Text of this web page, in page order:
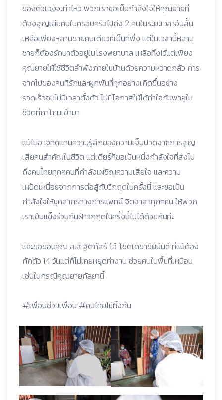
ของตัวเองจะทำไหว พวกเราขอเป็นกำลังใจให้คุณยายที่
ต้องสูญเสียคนในครอบครัวไปถึง 2 คนในระยะเวลาอันสั้น
เหลือเพียงหลานชายคนเดียวที่เป็นที่พึ่ง แต่ในเวลานี้หลาน
ชายก็ต้องรักษาตัวอยู่ในโรงพยาบาล เหลือทิ้งไว้แต่เพียง
คุณยายให้ใช้ชีวิตลำพังภายในบ้านด้วยความหวาดกลัว การ
จากไปของคนที่รักและผูกพันที่ทุกอย่างเกิดขึ้นอย่าง
รวดเร็วจนไม่มีเวลาตั้งตัว ไม่มีโอกาสให้ได้ทำใจกับพายุใน
ชีวิตที่ถาโถมเข้ามา
แม้ไม่อาจทดแทนความรู้สึกของความเจ็บปวดจากการสูญ
เสียคนสำคัญในชีวิต แต่เดียร์ก็ขอเป็นหนึ่งกำลังใจที่ส่งไป
ถึงคนไทยทุกๆคนที่กำลังเผชิญความเสียใจ และความ
เหน็ดเหนื่อยจากการต่อสู้กับวิกฤตในครั้งนี้ และขอเป็น
กำลังใจให้บุคลากรทางการแพทย์ จิตอาสาทุกๆคน ให้พวก
เราเข้มแข็งร่วมกันฝ่าวิกฤตในครั้งนี้ไปได้ด้วยกันค่ะ
และขอขอบคุณ ส.ส.ฐิติภัสร์ โอ๋ โชติเดชาชัยนันต์ ที่แม้ต้อง
กักตัว 14 วันแต่ก็ไม่เคยหยุดทำงาน ช่วยคนในพื้นที่เหมือน
เช่นในกรณีคุณยายกัลยานี้
#เพื่อนช่วยเพื่อน #คนไทยไม่ทิ้งกัน